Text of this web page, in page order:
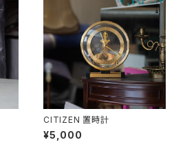
CITIZEN 置時計
¥5,000